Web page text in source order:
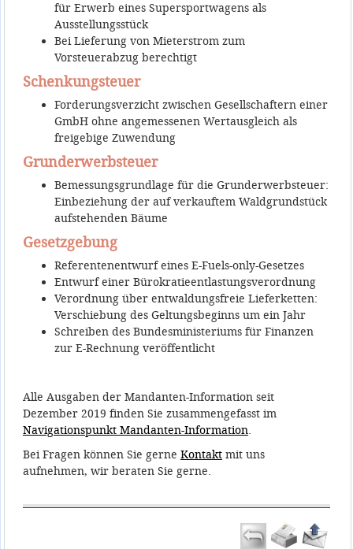
für Erwerb eines Supersportwagens als
Ausstellungsstück
Bei Lieferung von Mieterstrom zum
Vorsteuerabzug berechtigt
Schenkungsteuer
Forderungsverzicht zwischen Gesellschaftern einer
GmbH ohne angemessenen Wertausgleich als
freigebige Zuwendung
Grunderwerbsteuer
Bemessungsgrundlage für die Grunderwerbsteuer:
Einbeziehung der auf verkauftem Waldgrundstück
aufstehenden Bäume
Gesetzgebung
Referentenentwurf eines E-Fuels-only-Gesetzes
Entwurf einer Bürokratieentlastungsverordnung
Verordnung über entwaldungsfreie Lieferketten:
Verschiebung des Geltungsbeginns um ein Jahr
Schreiben des Bundesministeriums für Finanzen
zur E-Rechnung veröffentlicht
Alle Ausgaben der Mandanten-Information seit
Dezember 2019 finden Sie zusammengefasst im
Navigationspunkt Mandanten-Information.
Bei Fragen können Sie gerne Kontaktmit uns
aufnehmen, wir beraten Sie gerne.